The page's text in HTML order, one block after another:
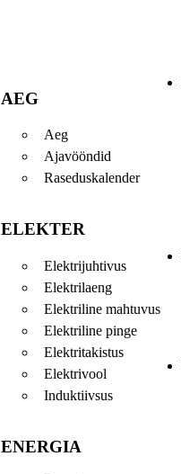
AEG
Aeg
Ajavööndid
Raseduskalender
ELEKTER
Elektrijuhtivus
Elektrilaeng
Elektriline mahtuvus
Elektriline pinge
Elektritakistus
Elektrivool
Induktiivsus
ENERGIA